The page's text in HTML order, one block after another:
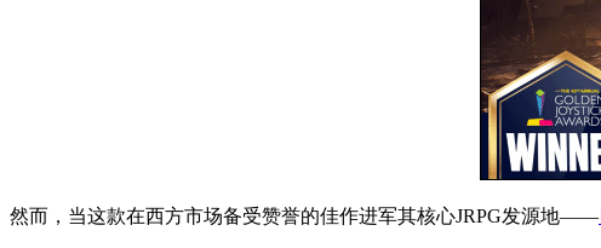
然而，当这款在西方市场备受赞誉的佳作进军其核心JRPG发源地——